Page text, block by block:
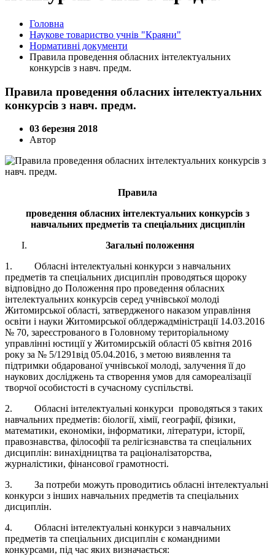
Головна
Наукове товариство учнів "Краяни"
Нормативні документи
Правила проведення обласних інтелектуальних
конкурсів з навч. предм.
Правила проведення обласних інтелектуальних
конкурсів з навч. предм.
03 березня 2018
Автор
Правила
проведення обласних інтелектуальних конкурсів з
навчальних предметів та спеціальних дисциплін
Загальні положення
1. Обласні інтелектуальні конкурси з навчальних
предметів та спеціальних дисциплін проводяться щороку
відповідно до Положення про проведення обласних
інтелектуальних конкурсів серед учнівської молоді
Житомирської області, затвердженого наказом управління
освіти і науки Житомирської облдержадміністрації 14.03.2016
№ 70, зареєстрованого в Головному територіальному
управлінні юстиції у Житомирській області 05 квітня 2016
року за № 5/1291від 05.04.2016, з метою виявлення та
підтримки обдарованої учнівської молоді, залучення її до
наукових досліджень та створення умов для самореалізації
творчої особистості в сучасному суспільстві.
2. Обласні інтелектуальні конкурси проводяться з таких
навчальних предметів: біології, хімії, географії, фізики,
математики, економіки, інформатики, літератури, історії,
правознавства, філософії та релігієзнавства та спеціальних
дисциплін: винахідництва та раціоналізаторства,
журналістики, фінансової грамотності.
3. За потреби можуть проводитись обласні інтелектуальні
конкурси з інших навчальних предметів та спеціальних
дисциплін.
4. Обласні інтелектуальні конкурси з навчальних
предметів та спеціальних дисциплін є командними
конкурсами, під час яких визначається: